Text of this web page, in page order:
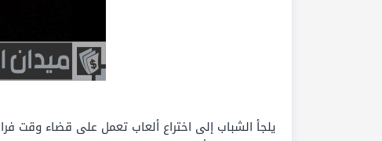
يلجأ الشباب إلى اختراع ألعاب تعمل على قضاء وقت